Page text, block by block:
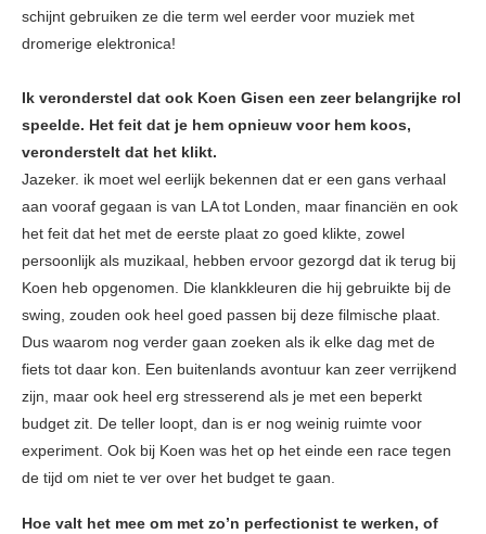
schijnt gebruiken ze die term wel eerder voor muziek met
dromerige elektronica!
Ik veronderstel dat ook Koen Gisen een zeer belangrijke rol
speelde. Het feit dat je hem opnieuw voor hem koos,
veronderstelt dat het klikt.
Jazeker. ik moet wel eerlijk bekennen dat er een gans verhaal
aan vooraf gegaan is van LA tot Londen, maar financiën en ook
het feit dat het met de eerste plaat zo goed klikte, zowel
persoonlijk als muzikaal, hebben ervoor gezorgd dat ik terug bij
Koen heb opgenomen. Die klankkleuren die hij gebruikte bij de
swing, zouden ook heel goed passen bij deze filmische plaat.
Dus waarom nog verder gaan zoeken als ik elke dag met de
fiets tot daar kon. Een buitenlands avontuur kan zeer verrijkend
zijn, maar ook heel erg stresserend als je met een beperkt
budget zit. De teller loopt, dan is er nog weinig ruimte voor
experiment. Ook bij Koen was het op het einde een race tegen
de tijd om niet te ver over het budget te gaan.
Hoe valt het mee om met zo’n perfectionist te werken, of